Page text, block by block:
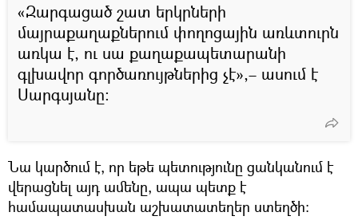
«Զարգացած շատ երկրների
մայրաքաղաքներում փողոցային առևտուրն
առկա է, ու սա քաղաքապետարանի
գլխավոր գործառույթներից չէ»,– ասում է
Սարգսյանը։
Նա կարծում է, որ եթե պետությունը ցանկանում է
վերացնել այդ ամենը, ապա պետք է
համապատասխան աշխատատեղեր ստեղծի։